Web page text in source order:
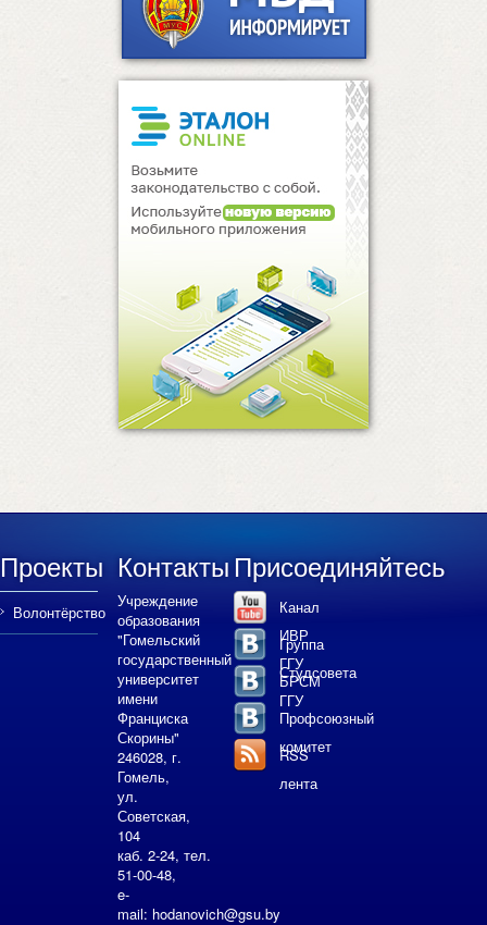
Проекты
Волонтёрство
Контакты
Учреждение
образования
"Гомельский
государственный
университет
имени
Франциска
Скорины"
246028, г.
Гомель,
ул.
Советская,
104
каб. 2-24, тел.
51-00-48,
e-
mail: hodanovich@gsu.by
Присоединяйтесь
Канал
ИВР
ГГУ
Группа
Студсовета
ГГУ
БРСМ
Профсоюзный
комитет
RSS
лента